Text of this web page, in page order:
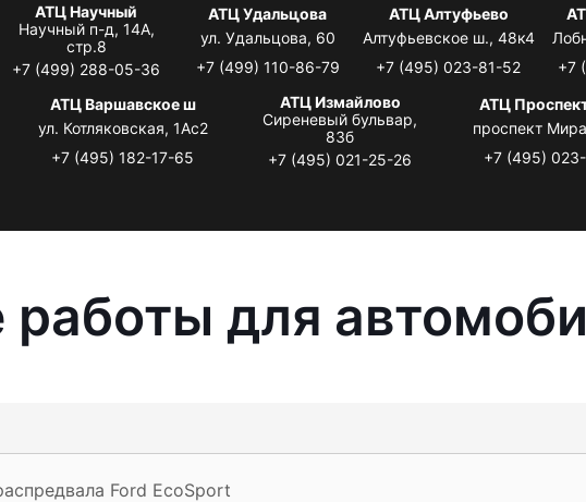
АТЦ Научный
Научный п-д, 14А,
стр.8
+7 (499) 288-05-36
АТЦ Удальцова
ул. Удальцова, 60
+7 (499) 110-86-79
АТЦ Алтуфьево
Алтуфьевское ш., 48к4
+7 (495) 023-81-52
+7
АТЦ Варшавское ш
ул. Котляковская, 1Ас2
+7 (495) 182-17-65
АТЦ Измайлово
Сиреневый бульвар,
83б
+7 (495) 021-25-26
АТЦ
проспект
+7 (495)
работы для
Ford EcoSport